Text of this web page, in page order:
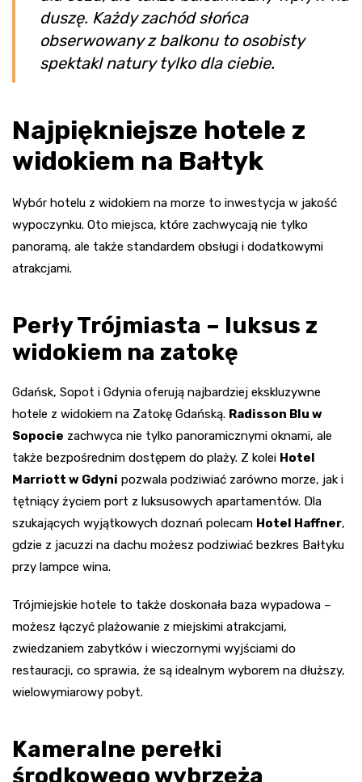
duszę. Każdy zachód słońca
obserwowany z balkonu to osobisty
spektakl natury tylko dla ciebie.
Najpiękniejsze hotele z
widokiem na Bałtyk
Wybór hotelu z widokiem na morze to inwestycja w jakość
wypoczynku. Oto miejsca, które zachwycają nie tylko
panoramą, ale także standardem obsługi i dodatkowymi
atrakcjami.
Perły Trójmiasta – luksus z
widokiem na zatokę
Gdańsk, Sopot i Gdynia oferują najbardziej ekskluzywne
hotele z widokiem na Zatokę Gdańską. Radisson Blu w
Sopocie zachwyca nie tylko panoramicznymi oknami, ale
także bezpośrednim dostępem do plaży. Z kolei Hotel
Marriott w Gdyni pozwala podziwiać zarówno morze, jak i
tętniący życiem port z luksusowych apartamentów. Dla
szukających wyjątkowych doznań polecam Hotel Haffner,
gdzie z jacuzzi na dachu możesz podziwiać bezkres Bałtyku
przy lampce wina.
Trójmiejskie hotele to także doskonała baza wypadowa –
możesz łączyć plażowanie z miejskimi atrakcjami,
zwiedzaniem zabytków i wieczornymi wyjściami do
restauracji, co sprawia, że są idealnym wyborem na dłuższy,
wielowymiarowy pobyt.
Kameralne perełki
środkowego wybrzeża